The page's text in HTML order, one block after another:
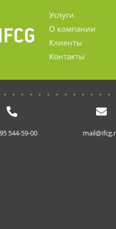
Услуги
О компании
Клиенты
Контакты
544-59-00